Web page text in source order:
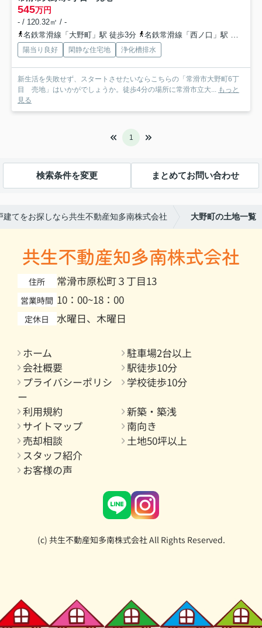
545万円
- / 120.32㎡ / -
名鉄常滑線「大野町」駅 徒歩3分
名鉄常滑線「西ノ口」駅 徒歩16分
陽当り良好 閑静な住宅地 浄化槽排水
新生活を失敗せず、スタートさせたいならこちらの「常滑市大野町6丁
目 売地」はいかがでしょうか。徒歩4分の場所に常滑市立大...
もっと
見る
1
検索条件を変更 まとめてお問い合わせ
建てをお探しなら共生不動産知多南株式会社 大野町の土地一覧
共生不動産知多南株式会社
住所 常滑市原松町３丁目13
営業時間 10：00~18：00
定休日 水曜日、木曜日
ホーム
駐車場2台以上
会社概要
駅徒歩10分
プライバシーポリシ
ー
学校徒歩10分
利用規約
新築・築浅
サイトマップ
南向き
売却相談
土地50坪以上
スタッフ紹介
お客様の声
(c) 共生不動産知多南株式会社 All Rights Reserved.